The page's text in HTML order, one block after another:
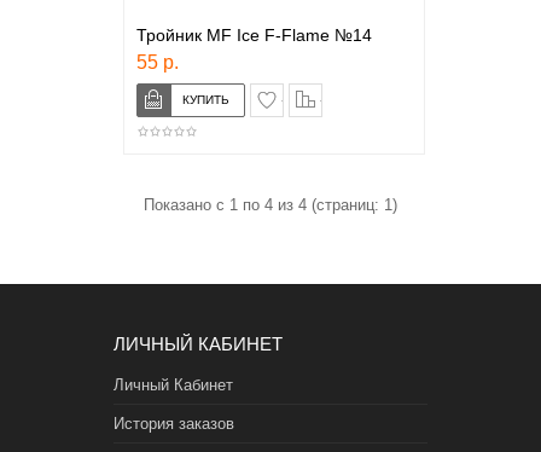
Тройник MF Ice F-Flame №14
55 р.
в закладки
Показано с 1 по 4 из 4 (страниц: 1)
ЛИЧНЫЙ КАБИНЕТ
Личный Кабинет
История заказов